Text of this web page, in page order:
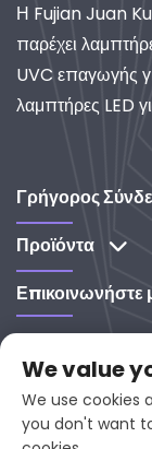
Η Fujian Juan
παρέχει
UVC επαγωγής
λαμπτήρες LED
και καθαρισμού.
έμφαση στην
Γρήγορος
Προϊόντα
Επικοινωνήστε
[email

No. 65-9, Xixi
We value
We use cookies
you don't want